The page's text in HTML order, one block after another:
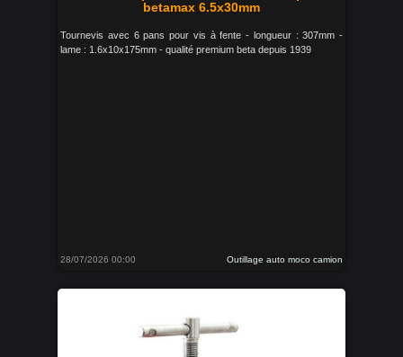
betamax 6.5x30mm
Tournevis avec 6 pans pour vis à fente - longueur : 307mm -
lame : 1.6x10x175mm - qualité premium beta depuis 1939
28/07/2026 00:00 Outillage auto moco camion